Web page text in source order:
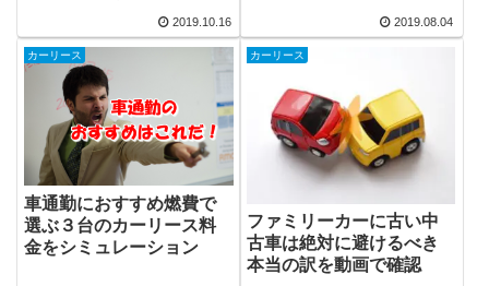
2019.10.16 2019.08.04
カーリース
車通勤におすすめ燃費で
選ぶ３台のカーリース料
金をシミュレーション
カーリース
ファミリーカーに古い中
古車は絶対に避けるべき
本当の訳を動画で確認